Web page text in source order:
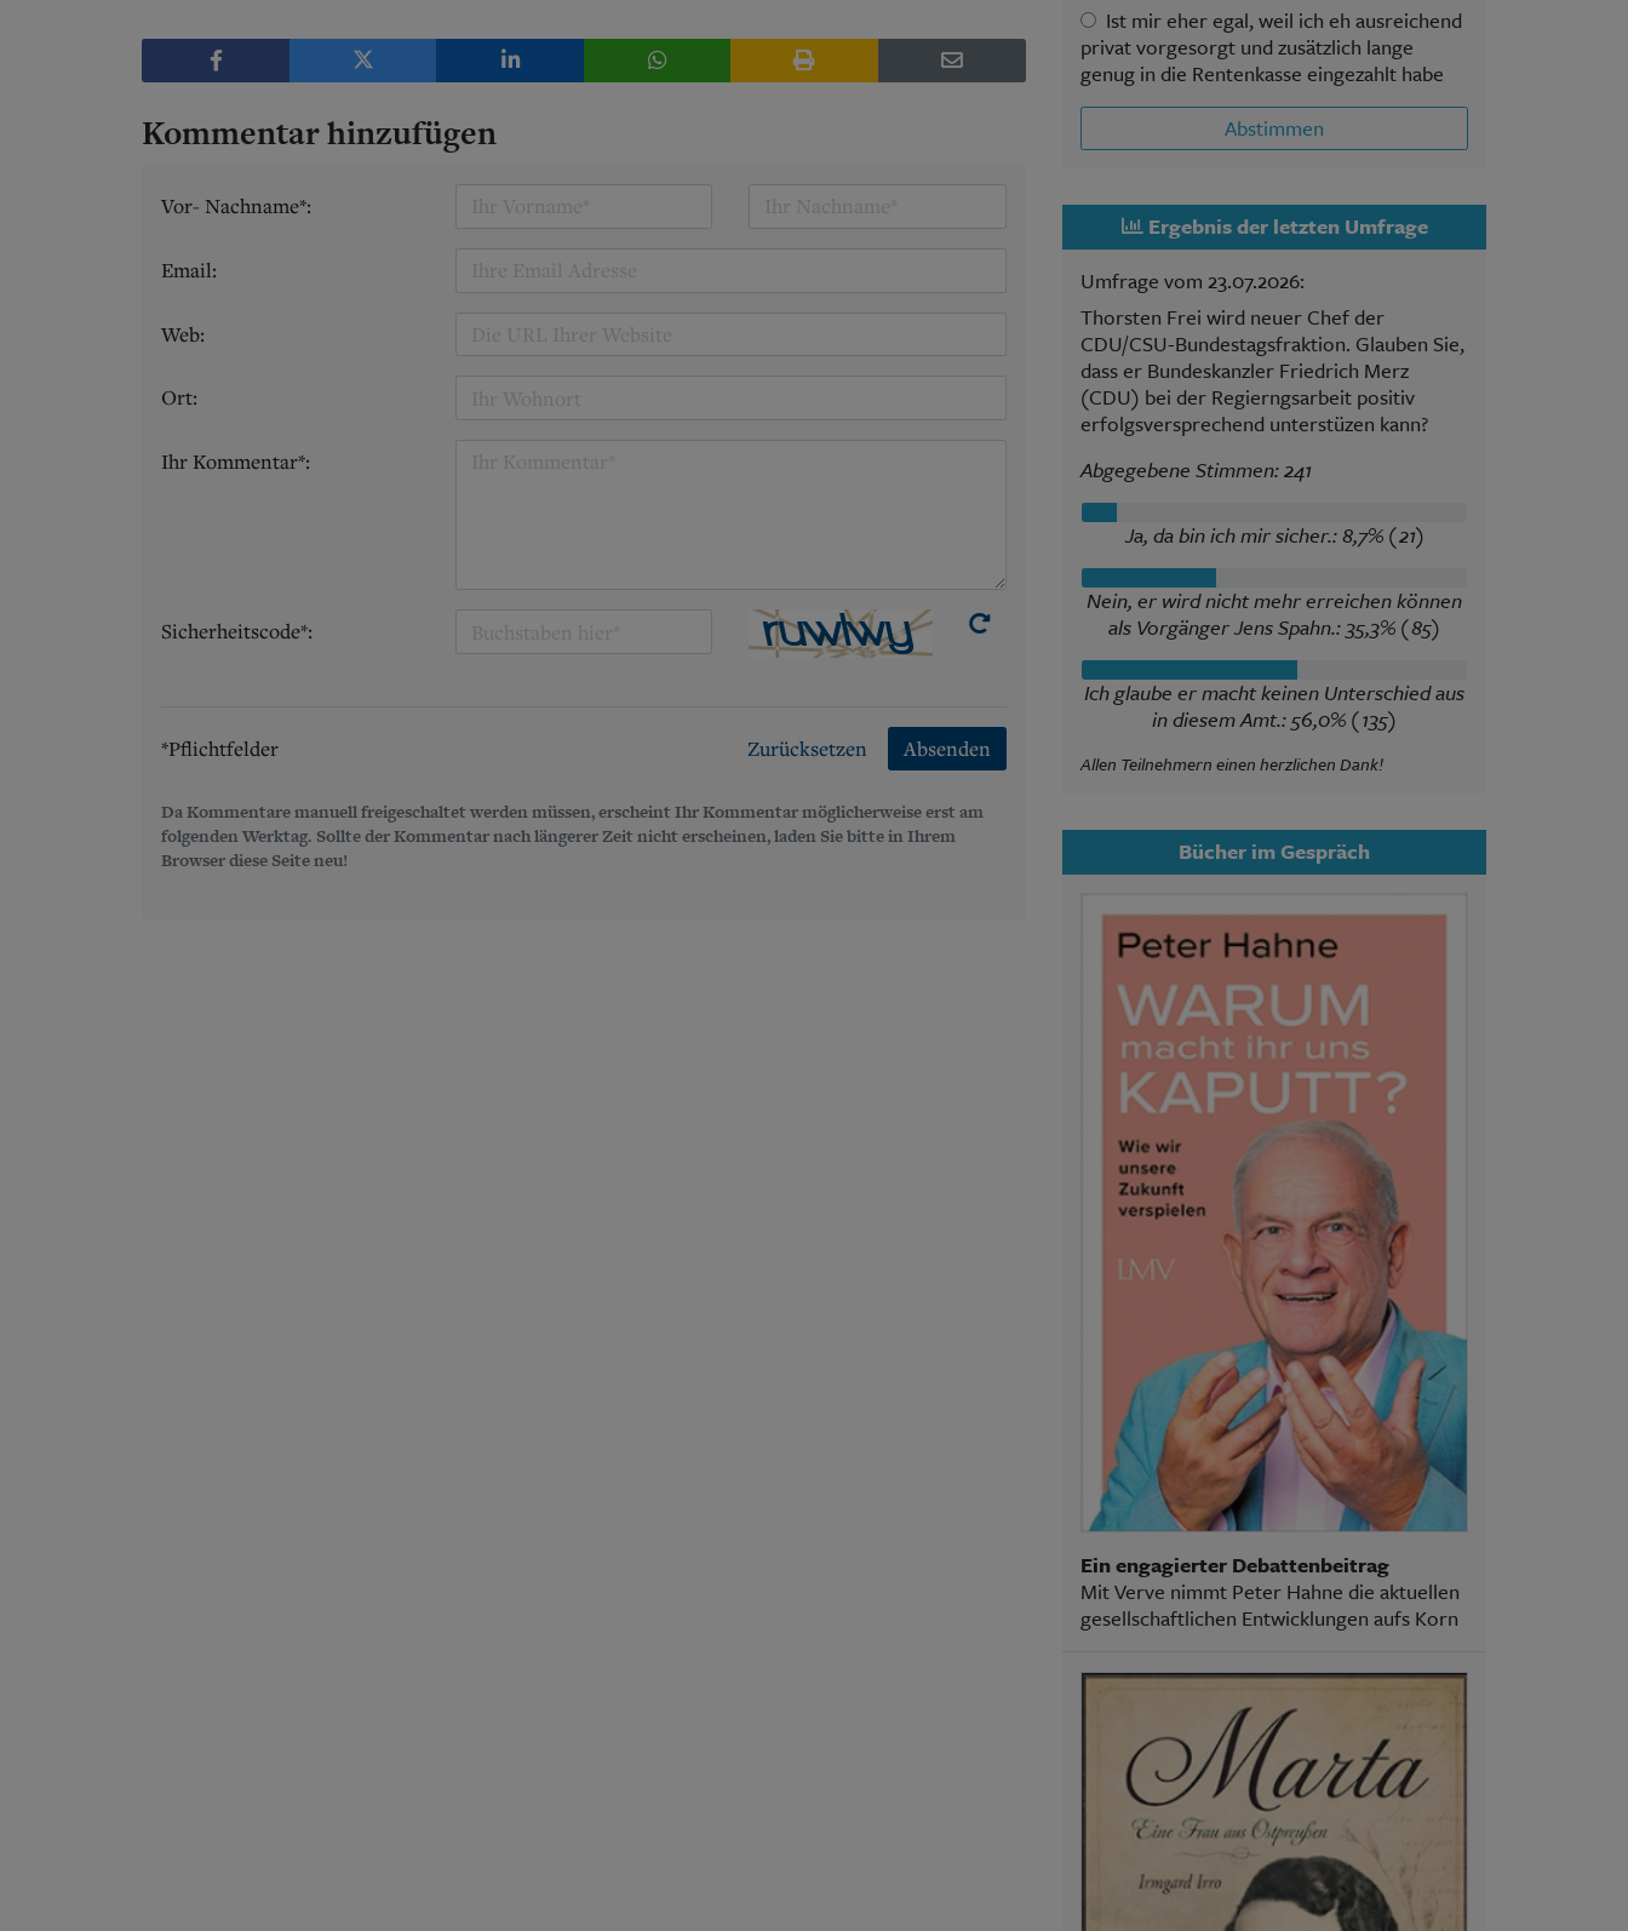
Kommentar hinzufügen
Vor- Nachname*:
Email:
Web:
Ort:
Ihr Kommentar*:
Sicherheitscode*:
*Pflichtfelder Zurücksetzen Absenden
Da Kommentare manuell freigeschaltet werden müssen, erscheint Ihr Kommentar möglicherweise erst am
folgenden Werktag. Sollte der Kommentar nach längerer Zeit nicht erscheinen, laden Sie bitte in Ihrem
Browser diese Seite neu!
Ist mir eher egal, weil ich eh ausreichend
privat vorgesorgt und zusätzlich lange
genug in die Rentenkasse eingezahlt habe
Abstimmen
Ergebnis der letzten Umfrage
Umfrage vom 23.07.2026:
Thorsten Frei wird neuer Chef der
CDU/CSU-Bundestagsfraktion. Glauben Sie,
dass er Bundeskanzler Friedrich Merz
(CDU) bei der Regierngsarbeit positiv
erfolgsversprechend unterstüzen kann?
Abgegebene Stimmen: 241
Ja, da bin ich mir sicher.: 8,7% (21)
Nein, er wird nicht mehr erreichen können
als Vorgänger Jens Spahn.: 35,3% (85)
Ich glaube er macht keinen Unterschied aus
in diesem Amt.: 56,0% (135)
Allen Teilnehmern einen herzlichen Dank!
Bücher im Gespräch
Ein engagierter Debattenbeitrag
Mit Verve nimmt Peter Hahne die aktuellen
gesellschaftlichen Entwicklungen aufs Korn